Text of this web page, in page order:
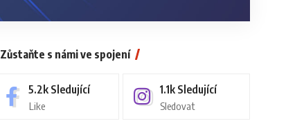
Zůstaňte s námi ve spojení
5.2k Sledující
Like
1.1k Sledující
Sledovat